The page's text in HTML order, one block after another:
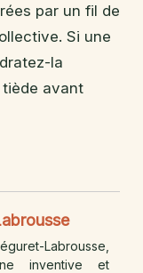
par un fil de
Si une
la
tiède avant
Labrousse,
inventive et